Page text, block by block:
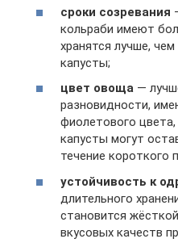
сроки созревания
кольраби имеют
хранятся лучше,
капусты;
цвет овоща —
разновидности,
фиолетового
капусты могут
течение короткого
устойчивость к
длительного
становится
вкусовых качеств